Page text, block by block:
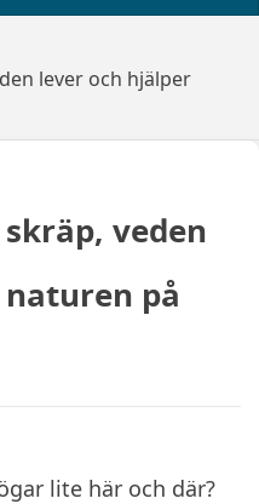
lever och hjälper
veden
på
lite här och där?